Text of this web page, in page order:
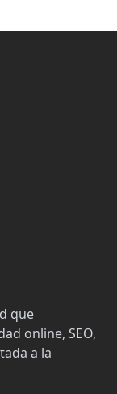
que
online, SEO,
a la